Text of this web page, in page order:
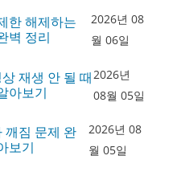
한 해제하는
벽 정리
2026년 08
월 06일
재생 안 될 때
아보기
2026년
08월 05일
깨짐 문제 완
보기
2026년 08
월 05일